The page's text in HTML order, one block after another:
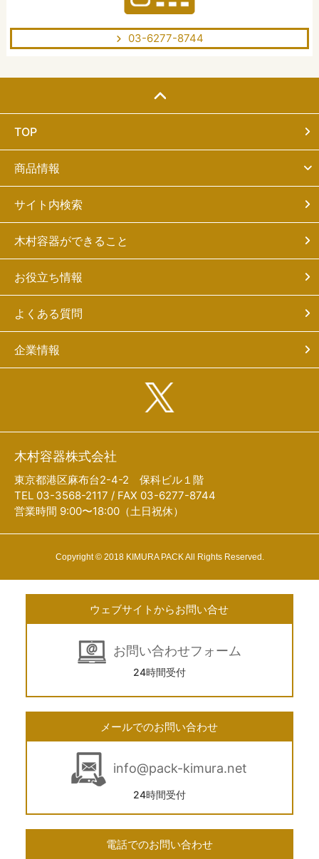
03-6277-8744
TOP
商品情報
サイト内検索
木村容器ができること
お役立ち情報
よくある質問
企業情報
木村容器株式会社
東京都港区麻布台2-4-2 保科ビル１階
TEL 03-3568-2117 / FAX 03-6277-8744
営業時間 9:00〜18:00（土日祝休）
Copyright © 2018 KIMURA PACK All Rights Reserved.
ウェブサイトからお問い合せ
お問い合わせフォーム
24時間受付
メールでのお問い合わせ
info@pack-kimura.net
24時間受付
電話でのお問い合わせ